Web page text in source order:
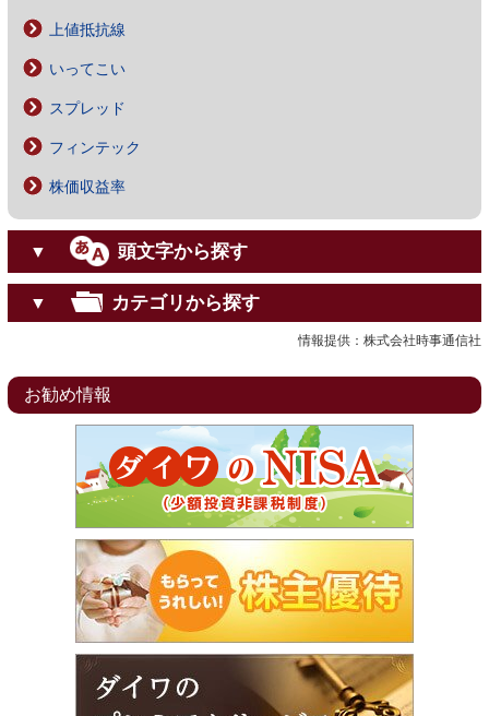
上値抵抗線
いってこい
スプレッド
フィンテック
株価収益率
▼ 頭文字から探す
▼ カテゴリから探す
情報提供：株式会社時事通信社
お勧め情報